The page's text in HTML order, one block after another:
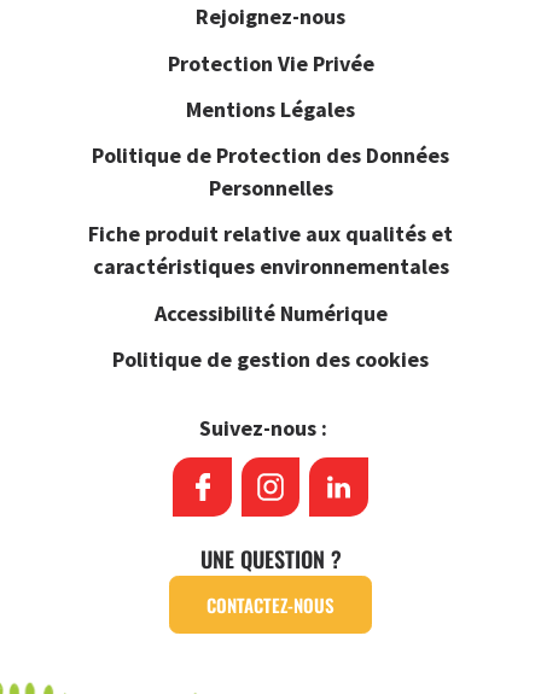
Rejoignez-nous
Protection Vie Privée
Mentions Légales
Politique de Protection des Données
Personnelles
Fiche produit relative aux qualités et
caractéristiques environnementales
Accessibilité Numérique
Politique de gestion des cookies
Suivez-nous :
UNE QUESTION ?
CONTACTEZ-NOUS